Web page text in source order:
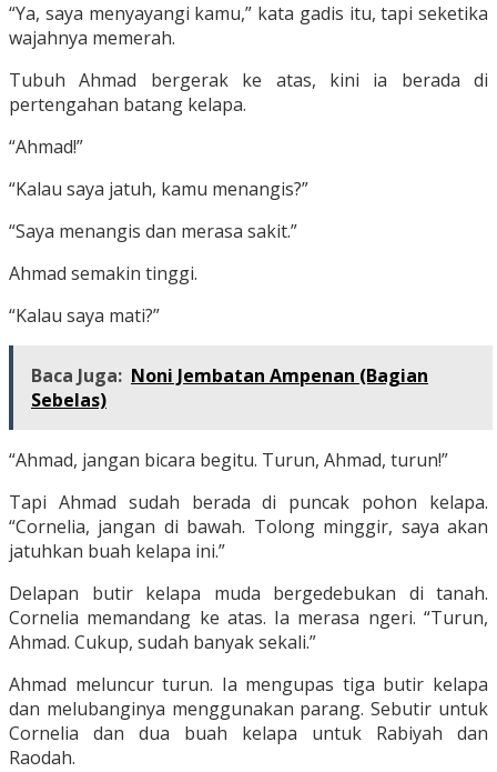
“Ya, saya menyayangi kamu,” kata gadis itu, tapi seketika
wajahnya memerah.
Tubuh Ahmad bergerak ke atas, kini ia berada di
pertengahan batang kelapa.
“Ahmad!”
“Kalau saya jatuh, kamu menangis?”
“Saya menangis dan merasa sakit.”
Ahmad semakin tinggi.
“Kalau saya mati?”
Baca Juga: Noni Jembatan Ampenan (Bagian
Sebelas)
“Ahmad, jangan bicara begitu. Turun, Ahmad, turun!”
Tapi Ahmad sudah berada di puncak pohon kelapa.
“Cornelia, jangan di bawah. Tolong minggir, saya akan
jatuhkan buah kelapa ini.”
Delapan butir kelapa muda bergedebukan di tanah.
Cornelia memandang ke atas. Ia merasa ngeri. “Turun,
Ahmad. Cukup, sudah banyak sekali.”
Ahmad meluncur turun. Ia mengupas tiga butir kelapa
dan melubanginya menggunakan parang. Sebutir untuk
Cornelia dan dua buah kelapa untuk Rabiyah dan
Raodah.